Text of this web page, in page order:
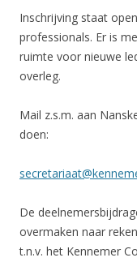
Inschrijving staat
professionals. Er is
ruimte voor nieuwe
overleg.
Mail z.s.m. aan
doen:
De
overmaken naar
t.n.v. het Kennemer